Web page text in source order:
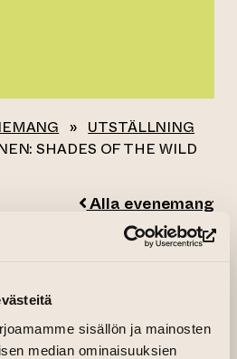
sisällön ja mainosten
median ominaisuuksien
» UTSTÄLLNING
SHADES OF THE WILD
Alla evenemang
SHADES